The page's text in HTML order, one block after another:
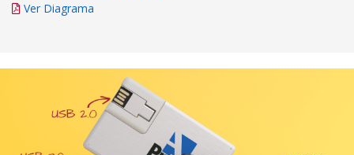
Ver Diagrama